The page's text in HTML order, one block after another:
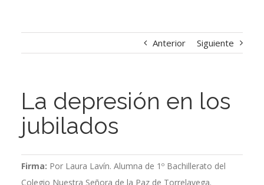
Anterior Siguiente
La depresión en los
jubilados
Firma: Por Laura Lavín. Alumna de 1º Bachillerato del
Colegio Nuestra Señora de la Paz de Torrelavega.